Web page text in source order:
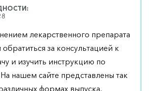
лекарственного препарата
за консультацией к
и изучить инструкцию по
нашем сайте представлены так
формах выпуска,